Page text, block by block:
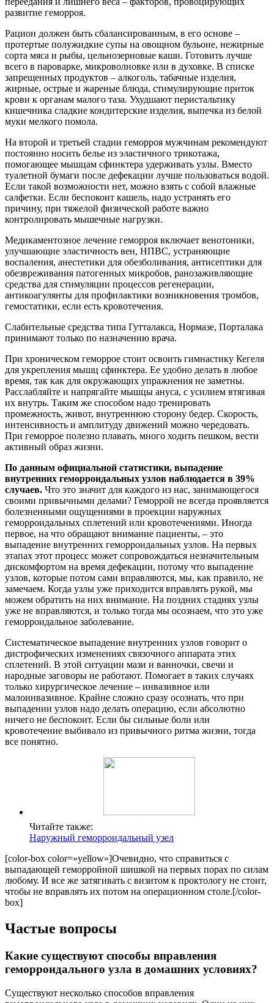
развитие геморроя.
Рацион должен быть сбалансированным, в его основе –
протертые полужидкие супы на овощном бульоне, нежирные
сорта мяса и рыбы, цельнозерновые каши. Готовить лучше
всего в пароварке, микроволновке или в духовке. В списке
запрещенных продуктов – алкоголь, табачные изделия,
жирные, острые и жареные блюда, стимулирующие приток
крови к органам малого таза. Ухудшают перистальтику
кишечника сладкие кондитерские изделия, выпечка из белой
муки мелкого помола.
На второй и третьей стадии геморроя мужчинам рекомендуют
постоянно носить белье из эластичного трикотажа,
помогающее мышцам сфинктера удерживать узлы. Вместо
туалетной бумаги после дефекации лучше пользоваться водой.
Если такой возможности нет, можно взять с собой влажные
салфетки. Если беспокоит кашель, надо устранять его
причину, при тяжелой физической работе важно
контролировать мышечные нагрузки.
Медикаментозное лечение геморроя включает венотоники,
улучшающие эластичность вен, НПВС, устраняющие
воспаления, анестетики для обезболивания, антисептики для
обезвреживания патогенных микробов, ранозаживляющие
средства для стимуляции процессов регенерации,
антикоагулянты для профилактики возникновения тромбов,
гемостатики, если есть кровотечения.
Слабительные средства типа Гутталакса, Нормазе, Порталака
принимают только по назначению врача.
При хроническом геморрое стоит освоить гимнастику Кегеля
для укрепления мышц сфинктера. Ее удобно делать в любое
время, так как для окружающих упражнения не заметны.
Расслабляйте и напрягайте мышцы ануса, с усилием втягивая
их внутрь. Таким же способом надо тренировать
промежность, живот, внутреннюю сторону бедер. Скорость,
интенсивность и амплитуду движений можно чередовать.
При геморрое полезно плавать, много ходить пешком, вести
активный образ жизни.
По данным официальной статистики, выпадение
внутренних геморроидальных узлов наблюдается в 39%
случаев. Что это значит для каждого из нас, занимающегося
своими привычными делами? Геморрой не всегда проявляется
болезненными ощущениями в проекции наружных
геморроидальных сплетений или кровотечениями. Иногда
первое, на что обращают внимание пациенты, – это
выпадение внутренних геморроидальных узлов. На первых
этапах этот процесс может сопровождаться незначительным
дискомфортом на время дефекации, потому что выпадение
узлов, которые потом сами вправляются, мы, как правило, не
замечаем. Когда узлы уже приходится вправлять рукой, мы
можем обратить на них внимание. На поздних стадиях узлы
уже не вправляются, и только тогда мы осознаем, что это уже
геморроидальное заболевание.
Систематическое выпадение внутренних узлов говорит о
дистрофических изменениях связочного аппарата этих
сплетений. В этой ситуации мази и ванночки, свечи и
народные заговоры не работают. Помогает в таких случаях
только хирургическое лечение – инвазивное или
малоинвазивное. Крайне сложно сразу осознать, что при
выпадении узлов надо делать операцию, если абсолютно
ничего не беспокоит. Если бы сильные боли или
кровотечение выбивало из привычного ритма жизни, тогда
все понятно.
Читайте также:
Наружный геморроидальный узел
[color-box color=»yellow»]Очевидно, что справиться с
выпадающей геморройной шишкой на первых порах по силам
любому. И все же затягивать с визитом к проктологу не стоит,
чтобы не вправлять их потом на операционном столе.[/color-
box]
Частые вопросы
Какие существуют способы вправления
геморроидального узла в домашних условиях?
Существуют несколько способов вправления